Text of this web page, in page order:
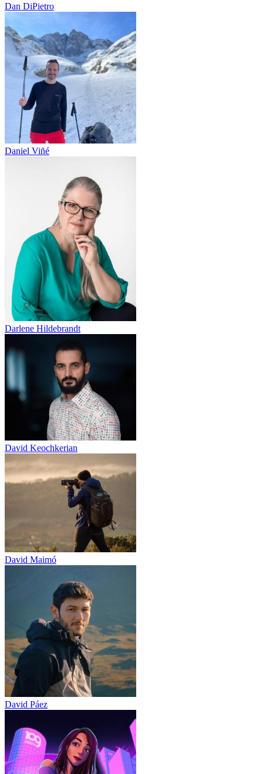
Dan DiPietro
Daniel Viñé
Darlene Hildebrandt
David Keochkerian
David Maimó
David Páez